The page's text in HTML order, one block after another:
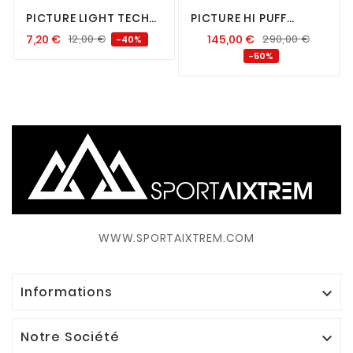
PICTURE LIGHT TECH
7,20 € 12,00€ -40%
PICTURE HI PUFF
BLACK
145,00€ 290,00€
-50%
WWW.SPORTAIXTREM.COM
Informations 
Notre Société 